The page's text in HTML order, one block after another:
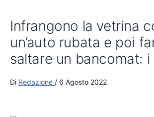
Infrangono la vetrina
un’auto rubata e poi
saltare un bancomat:
Di Redazione / 6 Agosto 2022